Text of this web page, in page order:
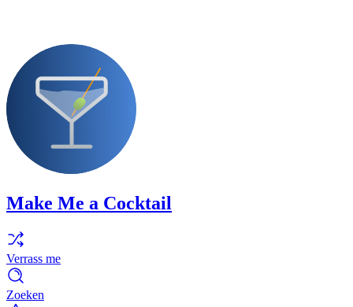
Make Me a Cocktail
Verrass me
Zoeken